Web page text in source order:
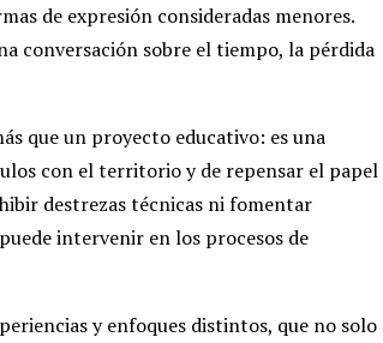
de expresión consideradas menores.
conversación sobre el tiempo, la pérdida
que un proyecto educativo: es una
con el territorio y de repensar el papel
destrezas técnicas ni fomentar
intervenir en los procesos de
y enfoques distintos, que no solo